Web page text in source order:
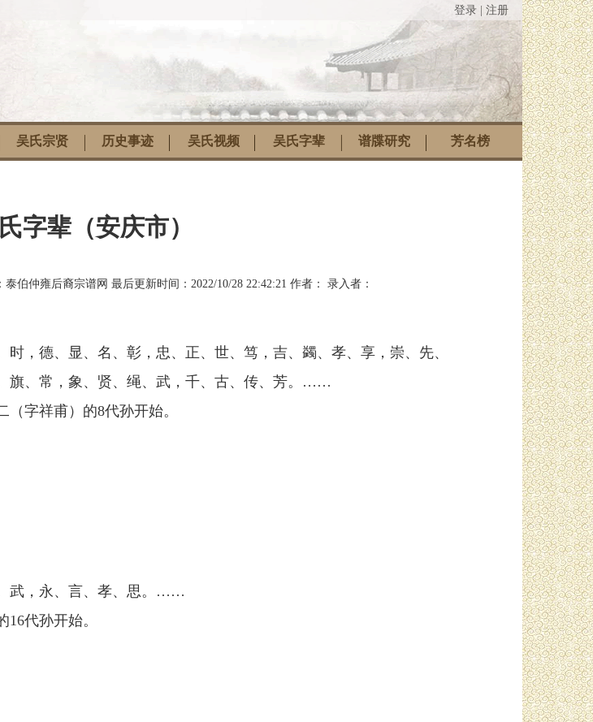
登录 注册
吴氏宗贤 历史事迹 吴氏视频 吴氏字辈 谱牒研究 芳名榜
字辈（安庆市）
泰伯仲雍后裔宗谱网 最后更新时间： 2022/10/28 22:42:21 作者： 录入者：
，德、显、名、彰，忠、正、世、笃，吉、蠲、孝、享，崇、先、
旗、常，象、贤、绳、武，千、古、传、芳。……
字祥甫）的8代孙开始。
武，永、言、孝、思。……
代孙开始。